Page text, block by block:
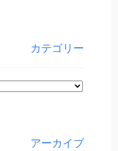
カテゴリー
アーカイブ